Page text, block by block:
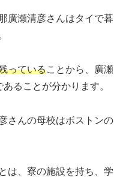
廣瀬清彦さんはタイで暮
っていることから、廣瀬
ることが分かります。
さんの母校はボストンの
は、寮の施設を持ち、学